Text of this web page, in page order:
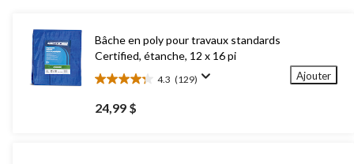
Bâche en poly pour travaux standards
Certified, étanche, 12 x 16 pi
4.3 (129)
4.3
étoile(s)
sur
24,99 $
Ajouter